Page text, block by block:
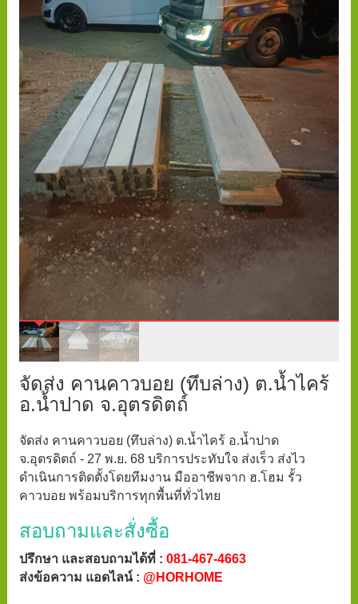
จัดส่ง คานคาวบอย (ทึบล่าง) ต.น้ำไคร้
อ.น้ำปาด จ.อุตรดิตถ์
จัดส่ง คานคาวบอย (ทึบล่าง) ต.น้ำไคร้ อ.น้ำปาด
จ.อุตรดิตถ์ - 27 พ.ย. 68 บริการประทับใจ ส่งเร็ว ส่งไว
ดำเนินการติดตั้งโดยทีมงาน มืออาชีพจาก ฮ.โฮม รั้ว
คาวบอย พร้อมบริการทุกพื้นที่ทั่วไทย
สอบถามและสั่งซื้อ
ปรึกษา และสอบถามได้ที่ : 081-467-4663
ส่งข้อความ แอดไลน์ : @HORHOME